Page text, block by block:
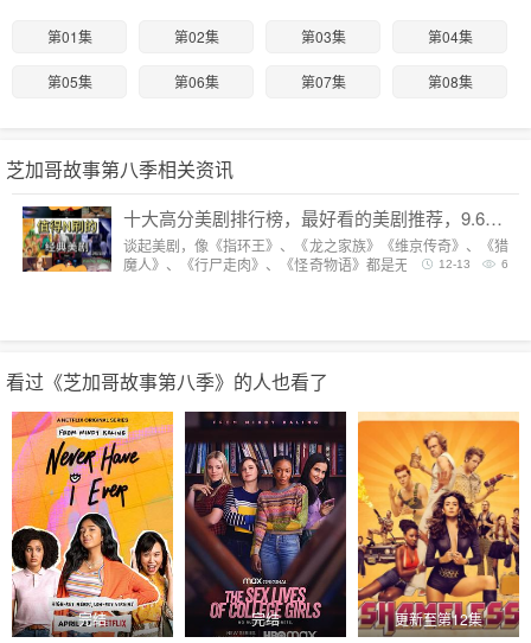
第01集 第02集 第03集 第04集
第05集 第06集 第07集 第08集
芝加哥故事第八季相关资讯
十大高分美剧排行榜，最好看的美剧推荐，9.6分神剧扎堆
谈起美剧，像《指环王》、《龙之家族》《维京传奇》、《猎
魔人》、《行尸走肉》、《怪奇物语》都是无法复制的经典，
6
12-13
看过《芝加哥故事第八季》的人也看了
完结 完结 更新至第12集